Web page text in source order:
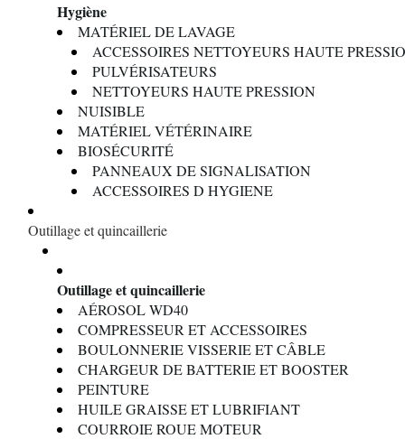
Hygiène
MATÉRIEL DE LAVAGE
ACCESSOIRES NETTOYEURS HAUTE
PULVÉRISATEURS
NETTOYEURS HAUTE PRESSION
NUISIBLE
MATÉRIEL VÉTÉRINAIRE
BIOSÉCURITÉ
PANNEAUX DE SIGNALISATION
ACCESSOIRES D HYGIENE
Outillage et quincaillerie
Outillage et quincaillerie
AÉROSOL WD40
COMPRESSEUR ET ACCESSOIRES
BOULONNERIE VISSERIE ET CÂBLE
CHARGEUR DE BATTERIE ET BOOSTER
PEINTURE
HUILE GRAISSE ET LUBRIFIANT
COURROIE ROUE MOTEUR